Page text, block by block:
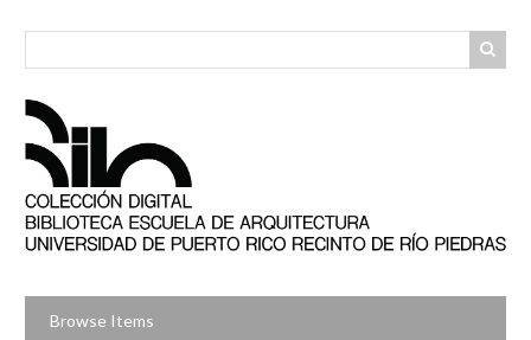
Browse Items